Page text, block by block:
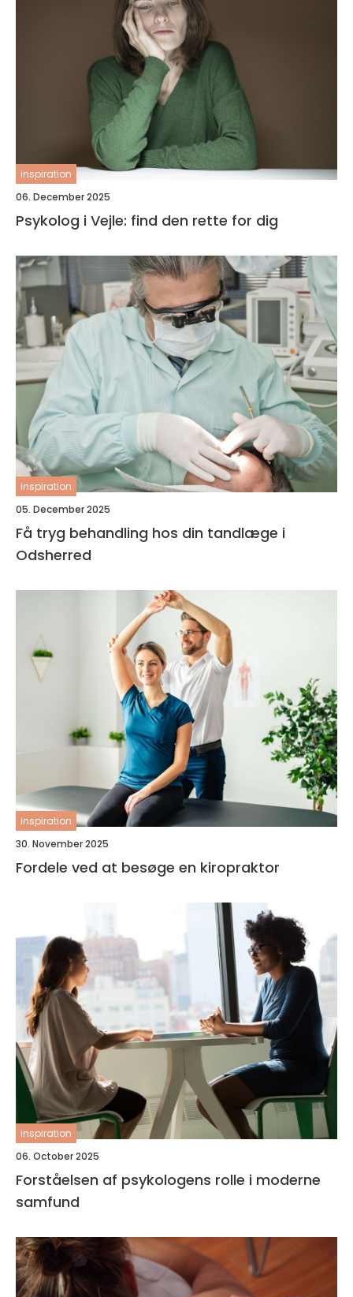
inspiration
06. December 2025
Psykolog i Vejle: find den rette for dig
inspiration
05. December 2025
Få tryg behandling hos din tandlæge i
Odsherred
inspiration
30. November 2025
Fordele ved at besøge en kiropraktor
inspiration
06. October 2025
Forståelsen af psykologens rolle i moderne
samfund